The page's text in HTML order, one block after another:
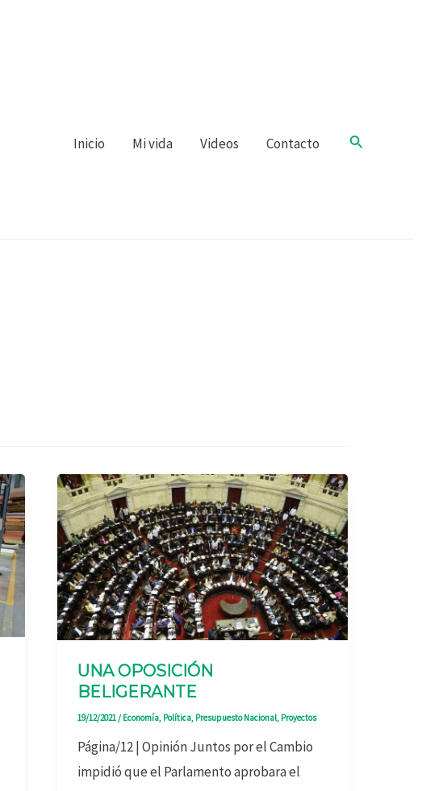
Inicio Mi vida Videos Contacto Buscar
UNA OPOSICIÓN
BELIGERANTE
19/12/2021/ Economía, Política, Presupuesto Nacional, Proyectos
Página/12 | Opinión Juntos por el Cambio
impidió que el Parlamento aprobara el